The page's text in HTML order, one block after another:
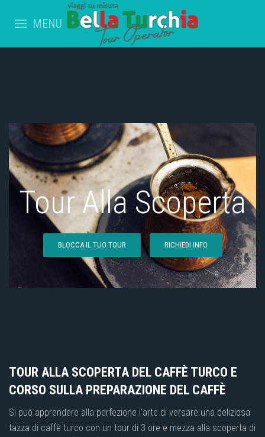
MENU
Tour Alla Scoperta
BLOCCA IL TUO TOUR RICHIEDI INFO
TOUR ALLA SCOPERTA DEL CAFFÈ TURCO E
CORSO SULLA PREPARAZIONE DEL CAFFÈ
Si può apprendere alla perfezione l'arte di versare una deliziosa
tazza di caffè turco con un tour di 3 ore e mezza alla scoperta di